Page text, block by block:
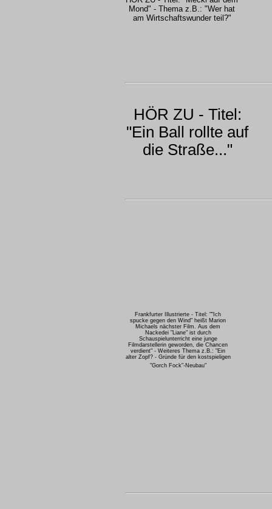
Mond" - Thema z.B.: "Wer hat
am Wirtschaftswunder teil?"
HÖR ZU - Titel:
"Ein Ball rollte auf
die Straße..."
Frankfurter Illustrierte - Titel: ""Ich
spucke gegen den Wind" heißt Marion
Michaels nächster Film. Aus dem
Nackedei "Liane" ist durch
Schauspielunterricht eine junge
Filmdarstellerin geworden, die Chancen
verdient" - Weiteres Thema z.B.: "Ein
alter Zopf? - Gründe für den kostspieligen
"Gorch Fock"-Neubau"